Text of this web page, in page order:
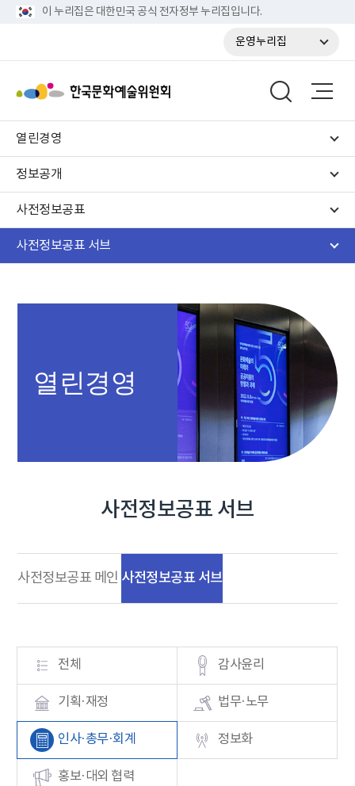
이 누리집은 대한민국 공식 전자정부 누리집입니다.
운영누리집
열린경영
정보공개
사전정보공표
사전정보공표 서브
열린경영
사전정보공표 서브
사전정보공표 메인 사전정보공표 서브
전체 감사윤리
기획·재정 법무·노무
인사·총무·회계 정보화
홍보·대외 협력